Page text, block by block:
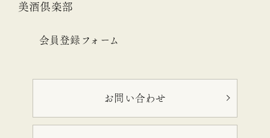
美酒倶楽部
会員登録フォーム
お問い合わせ